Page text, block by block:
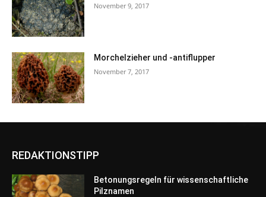
November 9, 2017
Morchelzieher und -antiflupper
November 7, 2017
REDAKTIONSTIPP
Betonungsregeln für wissenschaftliche
Pilznamen